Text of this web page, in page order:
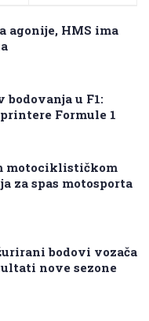
agonije, HMS ima
bodovanja u F1:
Formule 1
motociklističkom
za spas motosporta
bodovi vozača
nove sezone